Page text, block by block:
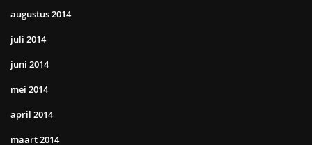
augustus 2014
juli 2014
juni 2014
mei 2014
april 2014
maart 2014